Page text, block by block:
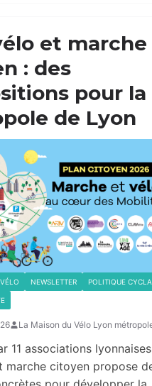
et marche
: des
pour la
de Lyon
NEWSLETTER POLITIQUE
La Maison du Vélo Lyon
11 associations
marche citoyen propose